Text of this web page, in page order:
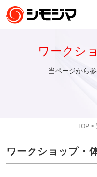
TOP>
ワークシ
当ページから
ワークショップ・